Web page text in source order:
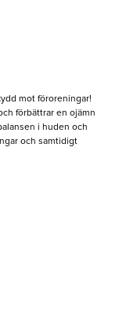
mot föroreningar!
förbättrar en ojämn
i huden och
och samtidigt